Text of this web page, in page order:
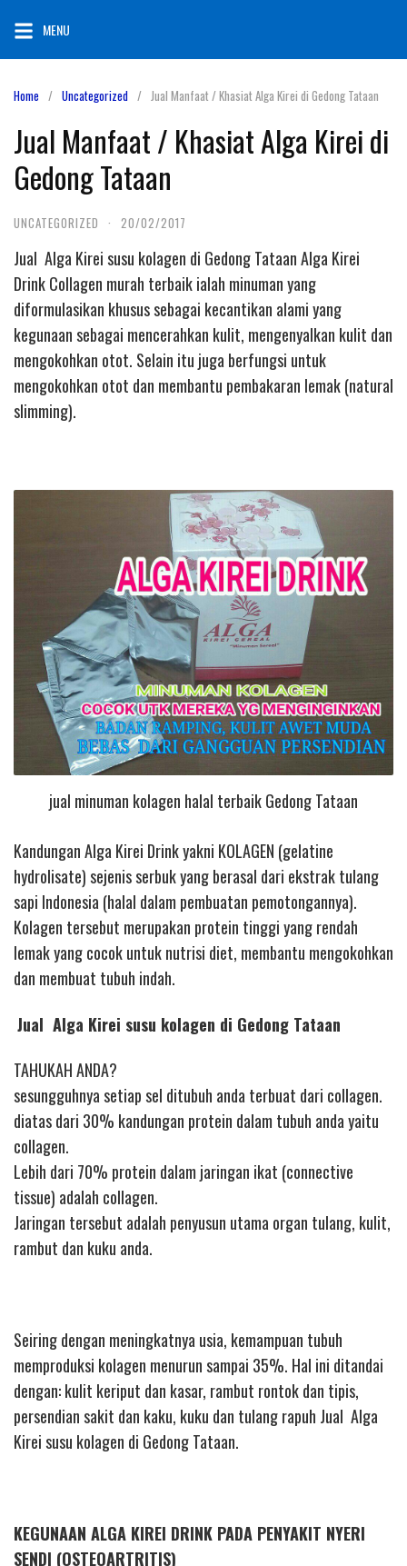
content
MENU
Home Uncategorized Jual Manfaat / Khasiat Alga Kirei di Gedong Tataan
Jual Manfaat / Khasiat Alga Kirei di
Gedong Tataan
UNCATEGORIZED · 20/02/2017
Jual Alga Kirei susu kolagen di Gedong Tataan Alga Kirei
Drink Collagen murah terbaik ialah minuman yang
diformulasikan khusus sebagai kecantikan alami yang
kegunaan sebagai mencerahkan kulit, mengenyalkan kulit dan
mengokohkan otot. Selain itu juga berfungsi untuk
mengokohkan otot dan membantu pembakaran lemak (natural
slimming).
jual minuman kolagen halal terbaik Gedong Tataan
Kandungan Alga Kirei Drink yakni KOLAGEN (gelatine
hydrolisate) sejenis serbuk yang berasal dari ekstrak tulang
sapi Indonesia (halal dalam pembuatan pemotongannya).
Kolagen tersebut merupakan protein tinggi yang rendah
lemak yang cocok untuk nutrisi diet, membantu mengokohkan
dan membuat tubuh indah.
Jual Alga Kirei susu kolagen di Gedong Tataan
TAHUKAH ANDA?
sesungguhnya setiap sel ditubuh anda terbuat dari collagen.
diatas dari 30% kandungan protein dalam tubuh anda yaitu
collagen.
Lebih dari 70% protein dalam jaringan ikat (connective
tissue) adalah collagen.
Jaringan tersebut adalah penyusun utama organ tulang, kulit,
rambut dan kuku anda.
Seiring dengan meningkatnya usia, kemampuan tubuh
memproduksi kolagen menurun sampai 35%. Hal ini ditandai
dengan: kulit keriput dan kasar, rambut rontok dan tipis,
persendian sakit dan kaku, kuku dan tulang rapuh Jual Alga
Kirei susu kolagen di Gedong Tataan.
KEGUNAAN ALGA KIREI DRINK PADA PENYAKIT NYERI
SENDI (OSTEOARTRITIS)